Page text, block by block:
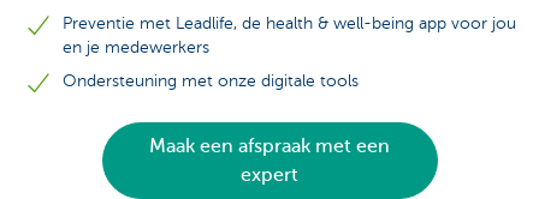
Preventie met Leadlife, de health & well-being app voor jou
en je medewerkers
Ondersteuning met onze digitale tools
Maak een afspraak met een
expert